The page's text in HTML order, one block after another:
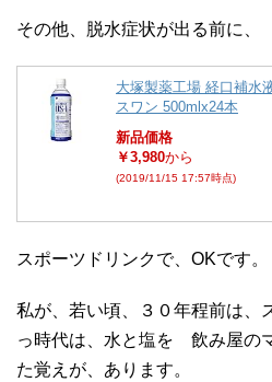
その他、脱水症状が出る前に、
大塚製薬工場 経口補水
スワン 500mlx24本
新品価格
￥3,980から
(2019/11/15 17:57時点)
スポーツドリンクで、OKです。
私が、若い頃、３０年程前は、
っ時代は、水と塩を 飲み屋の
た覚えが、あります。